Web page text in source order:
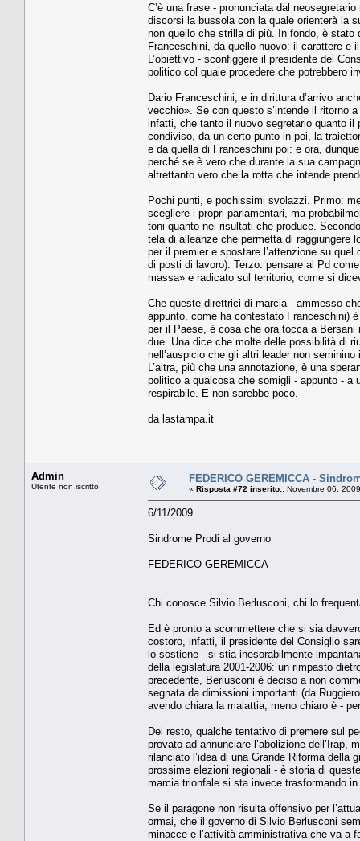
C’è una frase - pronunciata dal
discorsi la bussola con la quale orienterà la
non quello che strilla di più. In fondo, è
Franceschini, da quello nuovo: il carattere e
L’obiettivo - sconfiggere il presidente del
politico col quale procedere che potrebbero
Dario Franceschini, e in dirittura d’arrivo
vecchio». Se con questo s’intende il ritorno
infatti, che tanto il nuovo segretario quanto il
condiviso, da un certo punto in poi, la
e da quella di Franceschini poi: e ora,
perché se è vero che durante la sua
altrettanto vero che la rotta che intende
Pochi punti, e pochissimi svolazzi. Primo:
scegliere i propri parlamentari, ma
toni quanto nei risultati che produce.
tela di alleanze che permetta di raggiungere
per il premier e spostare l’attenzione su
di posti di lavoro). Terzo: pensare al Pd
massa» e radicato sul territorio, come si
Che queste direttrici di marcia - ammesso
appunto, come ha contestato Franceschini)
per il Paese, è cosa che ora tocca a
due. Una dice che molte delle possibilità di
nell’auspicio che gli altri leader non
L’altra, più che una annotazione, è una
politico a qualcosa che somigli - appunto - a
respirabile. E non sarebbe poco.
da lastampa.it
Admin
Utente non iscritto
FEDERICO GEREMICCA -
« Risposta #72 inserito:: Novembre 06,
6/11/2009
Sindrome Prodi al governo
FEDERICO GEREMICCA
Chi conosce Silvio Berlusconi, chi lo
Ed è pronto a scommettere che si sia
costoro, infatti, il presidente del Consiglio
lo sostiene - si stia inesorabilmente
della legislatura 2001-2006: un rimpasto
precedente, Berlusconi è deciso a non
segnata da dimissioni importanti (da
avendo chiara la malattia, meno chiaro è -
Del resto, qualche tentativo di premere sul
provato ad annunciare l’abolizione
rilanciato l’idea di una Grande Riforma della
prossime elezioni regionali - è storia di
marcia trionfale si sta invece trasformando
Se il paragone non risulta offensivo per
ormai, che il governo di Silvio Berlusconi
minacce e l’attività amministrativa che va a